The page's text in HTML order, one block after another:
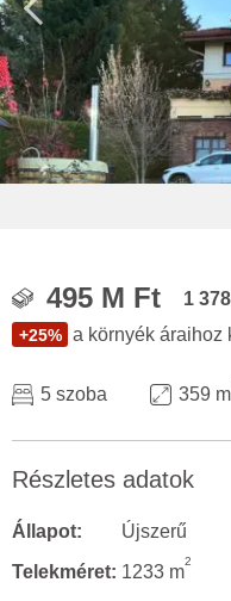
495 M Ft 1
+25% a környék áraihoz
5 szoba 359 m
Részletes adatok
Állapot:
Újszerű
Telekméret: 1233 m
2